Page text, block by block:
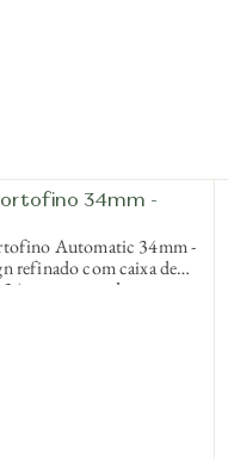
34mm -
Automatic 34mm -
refinado com caixa de
34mm, mostrador